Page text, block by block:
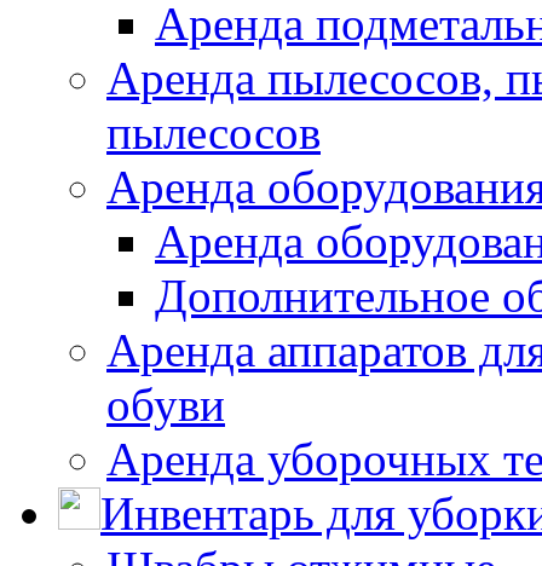
Аренда
Аренда пылесосов,
пылесосов
Аренда
Аренда
Дополнительное
Аренда аппаратов
обуви
Аренда уборочных
Инвентарь для